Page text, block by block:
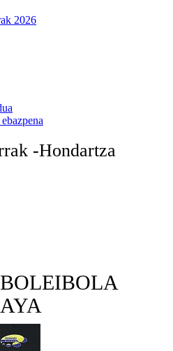
2026
-Hondartza